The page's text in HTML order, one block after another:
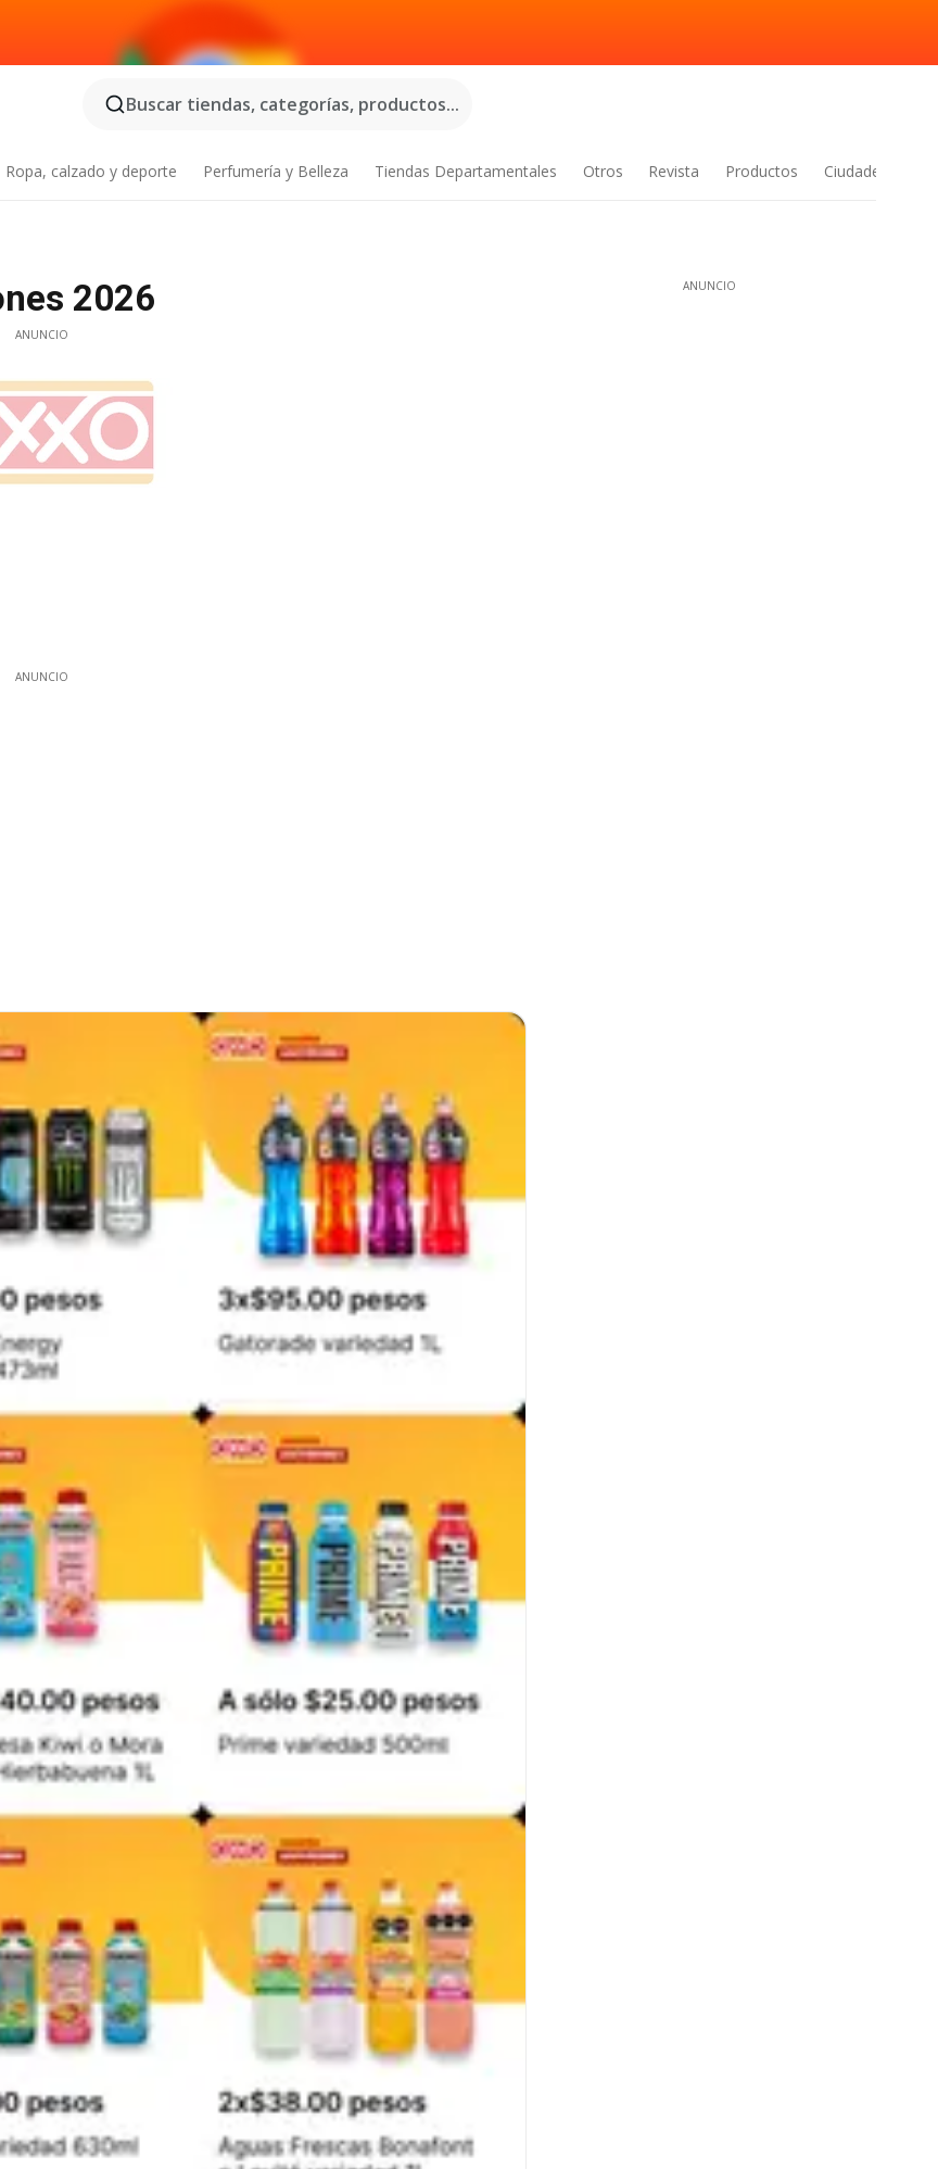
Buscar tiendas, categorías, productos...
Ropa, calzado y deporte Perfumería y Belleza Tiendas Departamentales Otros Revista Productos Ciudades
2026
ANUNCIO
ANUNCIO
ANUNCIO